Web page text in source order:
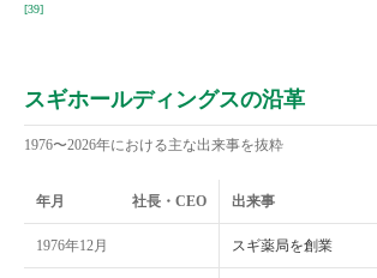
[39]
スギホールディングスの沿革
1976〜2026年における主な出来事を抜粋
年月 社長・CEO 出来事
1976年12月 スギ薬局を創業